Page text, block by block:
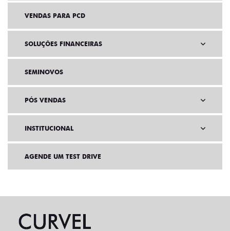
VENDAS PARA PCD
SOLUÇÕES FINANCEIRAS
SEMINOVOS
PÓS VENDAS
INSTITUCIONAL
AGENDE UM TEST DRIVE